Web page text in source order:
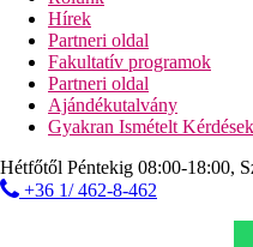
teniszpálya
asztalitenisz
Sport és szórakozás térítés
wellness és spa-
masszázs
törökfürdő
Hírek
Partneri oldal
Fakultatív programok
Partneri oldal
Ajándékutalvány
Gyakran Ismételt Kérdések
Hétfőtől Péntekig 08:00-18:00,
+36 1/ 462-8-462